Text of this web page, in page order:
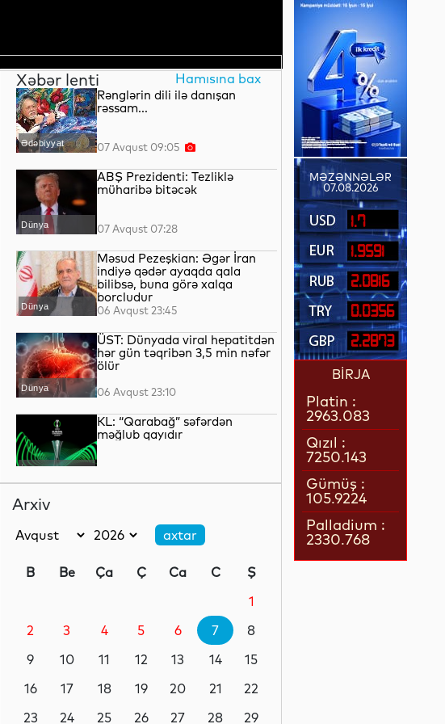
Xəbər lenti Hamısına bax
Ədəbiyyat
Rənglərin dili ilə danışan
rəssam...
07 Avqust 09:05
Dünya
ABŞ Prezidenti: Tezliklə
müharibə bitəcək
07 Avqust 07:28
Dünya
Məsud Pezeşkian: Əgər İran
indiyə qədər ayaqda qala
bilibsə, buna görə xalqa
borcludur
06 Avqust 23:45
Dünya
ÜST: Dünyada viral hepatitdən
hər gün təqribən 3,5 min nəfər
ölür
06 Avqust 23:10
İdman
KL: “Qarabağ” səfərdən
məğlub qayıdır
fəaliyyət göstərməyə" davam
edəcək
Dünya 06 Avqust 22:05
Dünya
Avropanın 80-dək səhiyyə
qorunması üçün tədbirlər
06 Avqust 21:39
Arxiv
B Be Ça Ç Ca C
Ş
1
2
3 4 5 6 7
8
9
10 11 12 13 14
15
16
17 18 19 20 21
22
23
24 25 26 27 28
29
MƏZƏNNƏLƏR
07.08.2026
1.7
1.9591
2.0816
0.0356
2.2873
BİRJA
Platin :
2963.083
Qızıl :
7250.143
Gümüş :
105.9224
Palladium :
2330.768